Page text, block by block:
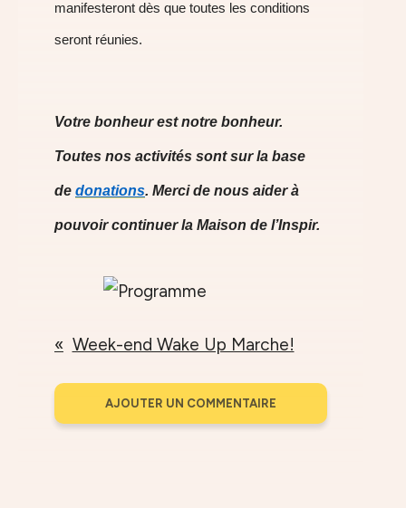
manifesteront dès que toutes les conditions
seront réunies.
Votre bonheur est notre bonheur.
Toutes nos activités sont sur la base
de donations. Merci de nous aider à
pouvoir continuer la Maison de l’Inspir.
Week-end Wake Up Marche!
AJOUTER UN COMMENTAIRE